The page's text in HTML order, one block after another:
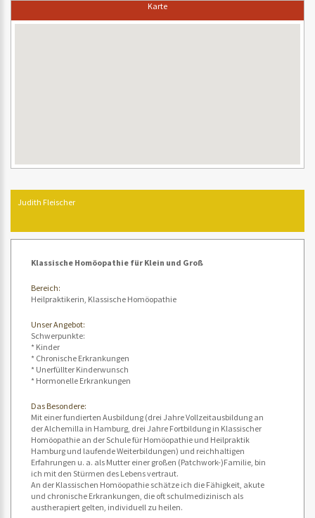
Karte
Judith Fleischer
Klassische Homöopathie für Klein und Groß
Bereich:
Heilpraktikerin, Klassische Homöopathie
Unser Angebot:
Schwerpunkte:
* Kinder
* Chronische Erkrankungen
* Unerfüllter Kinderwunsch
* Hormonelle Erkrankungen
Das Besondere:
Mit einer fundierten Ausbildung (drei Jahre Vollzeitausbildung an
der Alchemilla in Hamburg, drei Jahre Fortbildung in Klassischer
Homöopathie an der Schule für Homöopathie und Heilpraktik
Hamburg und laufende Weiterbildungen) und reichhaltigen
Erfahrungen u. a. als Mutter einer großen (Patchwork-)Familie, bin
ich mit den Stürmen des Lebens vertraut.
An der Klassischen Homöopathie schätze ich die Fähigkeit, akute
und chronische Erkrankungen, die oft schulmedizinisch als
austherapiert gelten, individuell zu heilen.